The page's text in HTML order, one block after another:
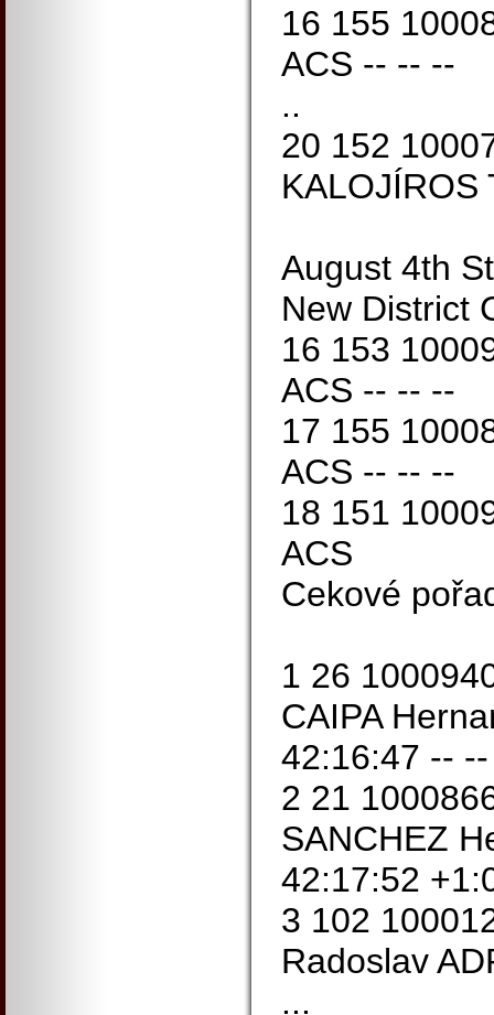
16 155
ACS -- -- --
..
20 152
KALOJÍROS
August 4th
New District
16 153
ACS -- -- --
17 155
ACS -- -- --
18 151
ACS
Cekové
1 26
CAIPA
42:16:47 -- --
2 21
SANCHEZ
42:17:52
3 102
Radoslav
...